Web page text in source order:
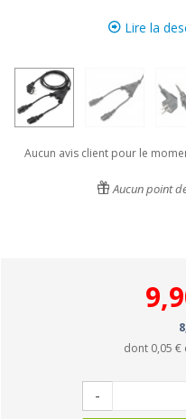
Lire la
Aucun avis client pour le
Aucun point
dont 0,05 €
-